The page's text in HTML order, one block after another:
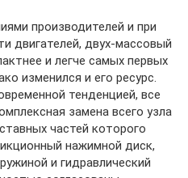
производителей и при
двигателей, двух-массовый
и легче самых первых
изменился и его ресурс.
тенденцией, все
замена всего узла
частей которого
нажимной диск,
и гидравлический